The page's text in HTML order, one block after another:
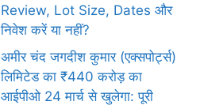
Review, Lot Size, Dates और
निवेश करें या नहीं?
अमीर चंद जगदीश कुमार (एक्सपोर्ट्स)
लिमिटेड का ₹440 करोड़ का
आईपीओ 24 मार्च से खुलेगा: पूरी